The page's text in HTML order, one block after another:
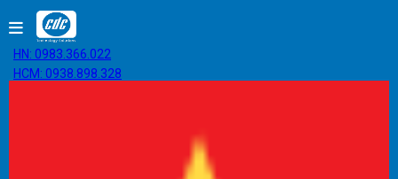
HN: 0983.366.022
HCM: 0938.898.328